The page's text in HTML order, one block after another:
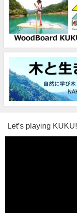
Let’s playing KUKU!